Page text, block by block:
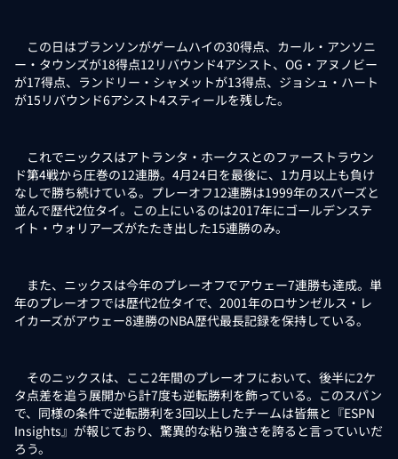
この日はブランソンがゲームハイの30得点、カール・アンソニ
ー・タウンズが18得点12リバウンド4アシスト、OG・アヌノビー
が17得点、ランドリー・シャメットが13得点、ジョシュ・ハート
が15リバウンド6アシスト4スティールを残した。
これでニックスはアトランタ・ホークスとのファーストラウン
ド第4戦から圧巻の12連勝。4月24日を最後に、1カ月以上も負け
なしで勝ち続けている。プレーオフ12連勝は1999年のスパーズと
並んで歴代2位タイ。この上にいるのは2017年にゴールデンステ
イト・ウォリアーズがたたき出した15連勝のみ。
また、ニックスは今年のプレーオフでアウェー7連勝も達成。単
年のプレーオフでは歴代2位タイで、2001年のロサンゼルス・レ
イカーズがアウェー8連勝のNBA歴代最長記録を保持している。
そのニックスは、ここ2年間のプレーオフにおいて、後半に2ケ
タ点差を追う展開から計7度も逆転勝利を飾っている。このスパン
で、同様の条件で逆転勝利を3回以上したチームは皆無と『ESPN
Insights』が報じており、驚異的な粘り強さを誇ると言っていいだ
ろう。